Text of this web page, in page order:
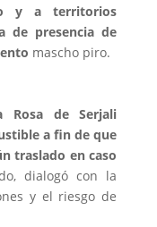
y a territorios
de presencia de
mascho piro.
Rosa de Serjali
a fin de que
traslado en caso
dialogó con la
y el riesgo de